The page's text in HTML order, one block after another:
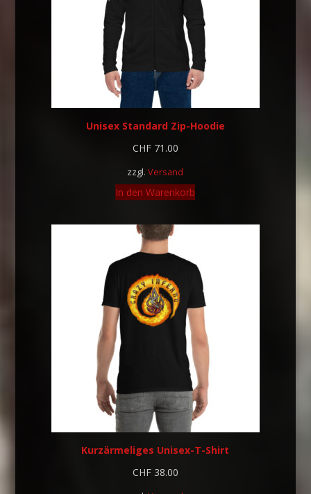
Unisex Standard Zip-Hoodie
CHF71.00
zzgl.Versand
In den Warenkorb
Kurzärmeliges Unisex-T-Shirt
CHF38.00